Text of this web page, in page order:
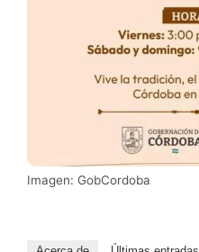
Imagen: GobCordoba